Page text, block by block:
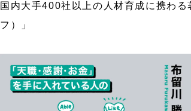
国内大手400社以上の人材育成に携わ
フ）」